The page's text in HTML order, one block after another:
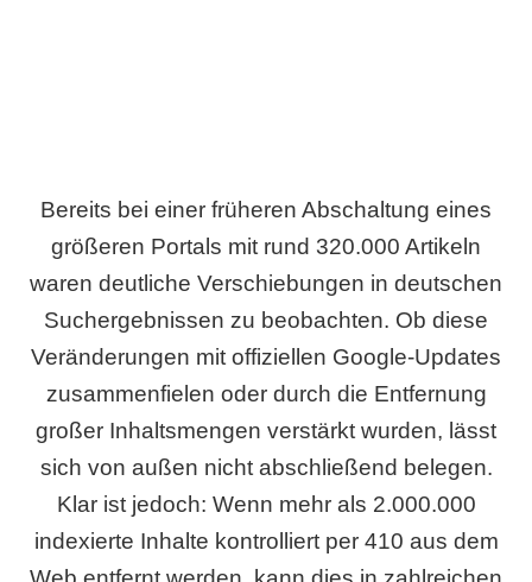
Bereits bei einer früheren Abschaltung eines
größeren Portals mit rund 320.000 Artikeln
waren deutliche Verschiebungen in deutschen
Suchergebnissen zu beobachten. Ob diese
Veränderungen mit offiziellen Google-Updates
zusammenfielen oder durch die Entfernung
großer Inhaltsmengen verstärkt wurden, lässt
sich von außen nicht abschließend belegen.
Klar ist jedoch: Wenn mehr als 2.000.000
indexierte Inhalte kontrolliert per 410 aus dem